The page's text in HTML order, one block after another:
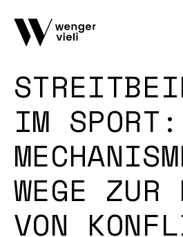
IM SPORT:
WEGE ZUR
VON